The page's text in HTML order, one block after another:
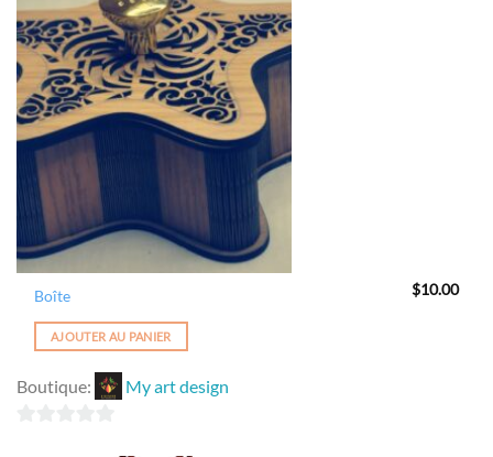
Boîte $10.00
AJOUTER AU PANIER
Boutique: My art design